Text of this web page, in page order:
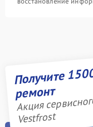
Получите
ремонт
Акция
Vestfrost